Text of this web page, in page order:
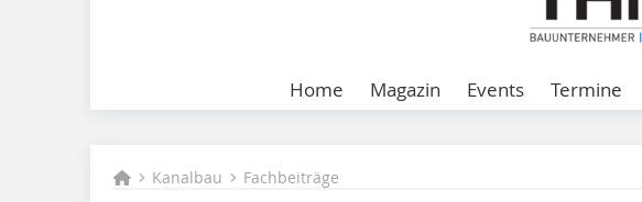
Home Magazin Events Termine
Kanalbau Fachbeiträge